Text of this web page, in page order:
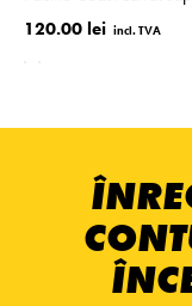
120.00 lei